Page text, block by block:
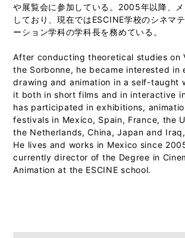
や展覧会に参加している。2005年以降、メ
しており、現在ではESCINE学校のシネマ
ーション学科の学科長を務めている。
After conducting theoretical studies on
the Sorbonne, he became interested in
drawing and animation in a self-taught
it both in short films and in interactive
has participated in exhibitions,
festivals in Mexico, Spain, France, the
the Netherlands, China, Japan and
He lives and works in Mexico since
currently director of the Degree in
Animation at the ESCINE school.